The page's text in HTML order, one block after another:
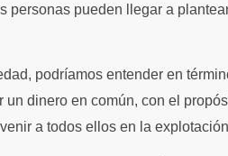
personas pueden llegar a
podríamos entender en
dinero en común, con el
a todos ellos en la